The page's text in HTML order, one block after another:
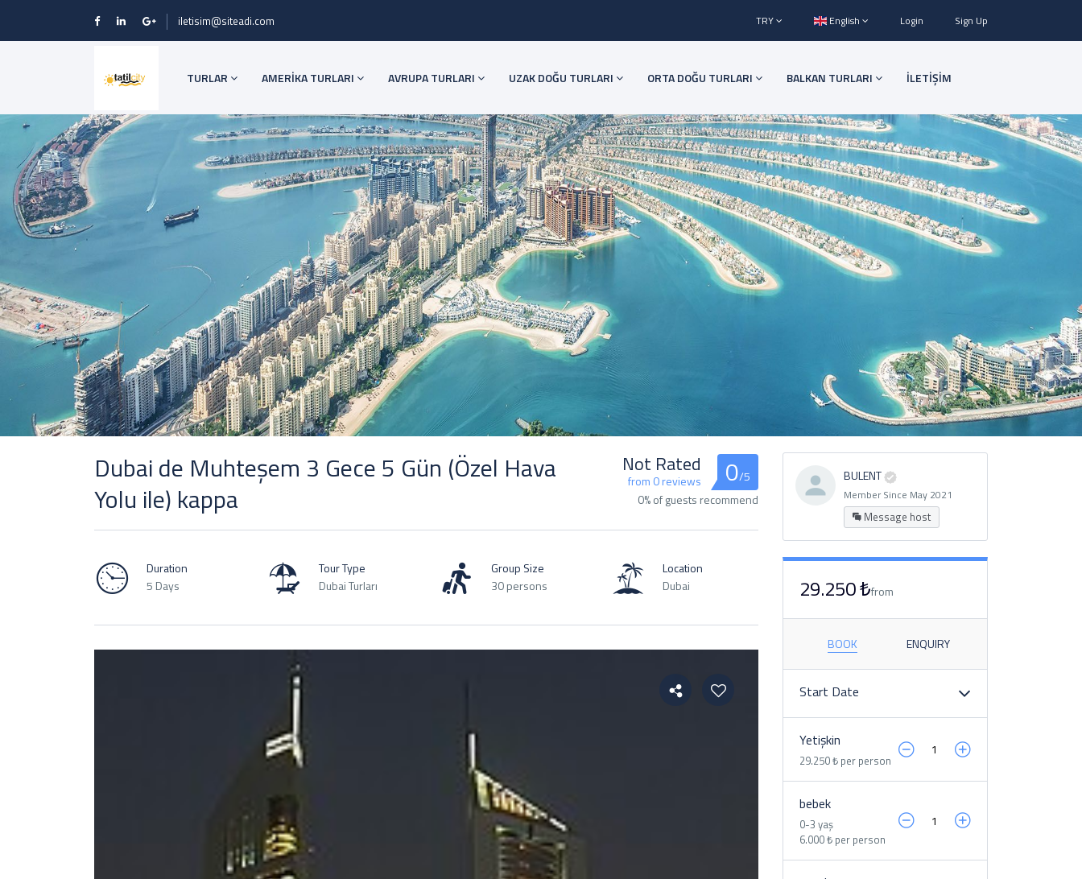
iletisim@siteadi.com TRY English Login Sign Up
TURLAR AMERİKA TURLARI AVRUPA TURLARI UZAK DOĞU TURLARI ORTA DOĞU TURLARI BALKAN TURLARI İLETİŞİM
Dubai de Muhteşem 3 Gece 5 Gün (Özel Hava
Yolu ile) kappa
Not Rated
from 0 reviews 0/5
0% of guests recommend
Duration
5 Days
Tour Type
Dubai Turları
Group Size
30 persons
Location
Dubai
BULENT
Member Since May 2021
Message host
29.250 ₺from
BOOK ENQUIRY
Start Date
Yetişkin
29.250 ₺ per person
bebek
0-3 yaş
6.000 ₺ per person